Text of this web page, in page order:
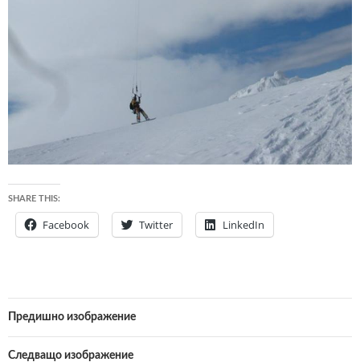
SHARE THIS:
Facebook Twitter LinkedIn
Предишно изображение
Следващо изображение